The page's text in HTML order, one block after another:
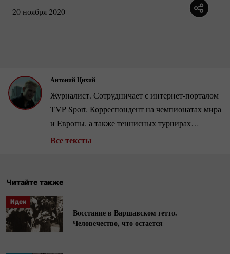
20 ноября 2020
Антоний Цихий
Журналист. Сотрудничает синтернет-порталом
TVP Sport. Корреспондент на чемпионатах мира
и Европы, а также теннисных турнирах
Большого шлема. Переводил книгу Марии
Все тексты
Читайте также
Идеи
Восстание в Варшавском гетто.
Человечество, что остается